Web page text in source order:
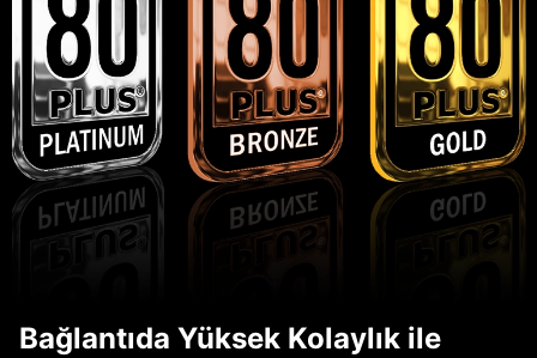
Bağlantıda Yüksek Kolaylık ile